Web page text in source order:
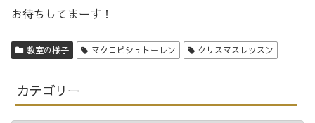
お待ちしてまーす！
教室の様子 マクロビシュトーレン クリスマスレッスン
カテゴリー